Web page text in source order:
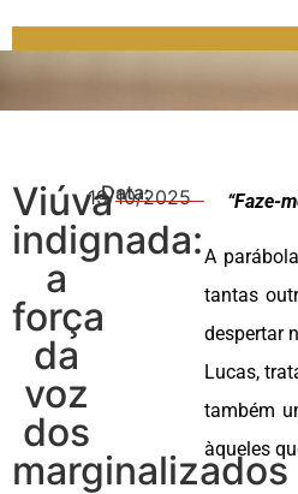
Viúva
indignada:
a
força
da
voz
dos
marginalizados
Data:
19/10/2025 “Faze-
A
tantas
despertar
Lucas,
também
àqueles